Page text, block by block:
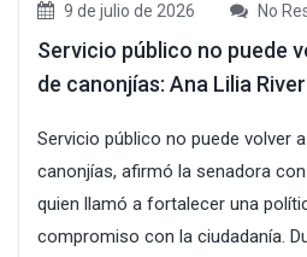
9 de julio de 2026 No
Servicio público no puede
de canonjías: Ana Lilia
Servicio público no puede volver
canonjías, afirmó la senadora
quien llamó a fortalecer una
compromiso con la ciudadanía.